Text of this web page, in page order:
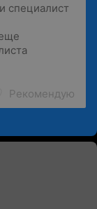
Рекомендую